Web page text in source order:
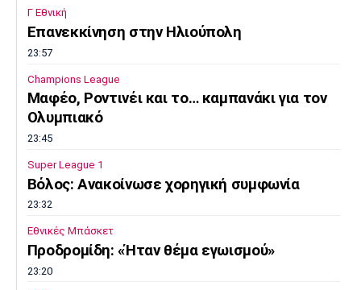
Γ Εθνική
Επανεκκίνηση στην Ηλιούπολη
23:57
Champions League
Μαφέο, Ροντινέι και το… καμπανάκι για τον
Ολυμπιακό
23:45
Super League 1
Βόλος: Ανακοίνωσε χορηγική συμφωνία
23:32
Εθνικές Μπάσκετ
Προδρομίδη: «Ήταν θέμα εγωισμού»
23:20